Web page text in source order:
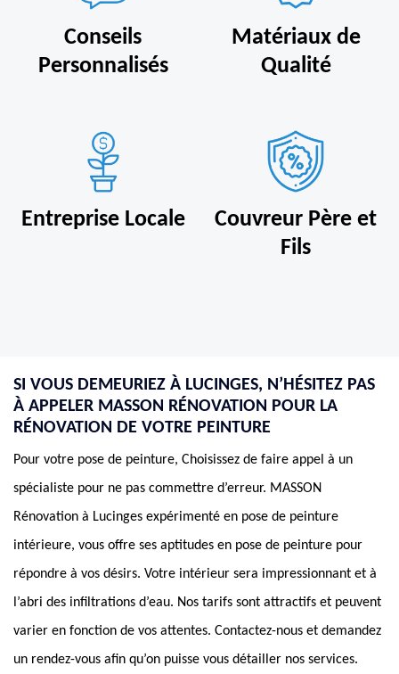
Conseils
Personnalisés
Matériaux de
Qualité
Entreprise Locale
Couvreur Père et
Fils
SI VOUS DEMEURIEZ À LUCINGES, N’HÉSITEZ PAS
À APPELER MASSON RÉNOVATION POUR LA
RÉNOVATION DE VOTRE PEINTURE
Pour votre pose de peinture, Choisissez de faire appel à un
spécialiste pour ne pas commettre d’erreur. MASSON
Rénovation à Lucinges expérimenté en pose de peinture
intérieure, vous offre ses aptitudes en pose de peinture pour
répondre à vos désirs. Votre intérieur sera impressionnant et à
l’abri des infiltrations d’eau. Nos tarifs sont attractifs et peuvent
varier en fonction de vos attentes. Contactez-nous et demandez
un rendez-vous afin qu’on puisse vous détailler nos services.